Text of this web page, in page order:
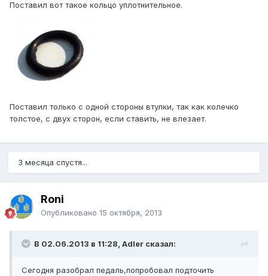
Поставил вот такое кольцо уплотнительное.
Поставил только с одной стороны втулки, так как колечко
толстое, с двух сторон, если ставить, не влезает.
3 месяца спустя...
Roni
Опубликовано 15 октября, 2013
В 02.06.2013 в 11:28, Adler сказал:
Сегодня разобрал педаль,попробовал подточить